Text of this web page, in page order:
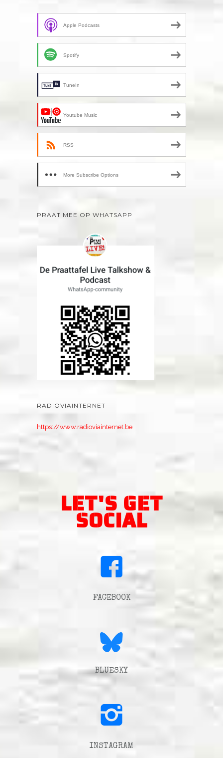
Apple Podcasts
Spotify
TuneIn
Youtube Music
RSS
More Subscribe Options
PRAAT MEE OP WHATSAPP
RADIOVIAINTERNET
https://www.radioviainternet.be
LET'S GET
SOCIAL
FACEBOOK
BLUESKY
INSTAGRAM